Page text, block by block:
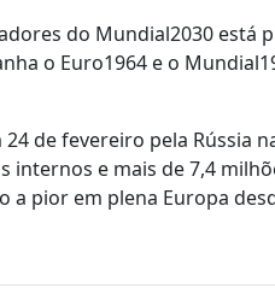
do Mundial2030 está
o Euro1964 e o
de fevereiro pela Rússia
internos e mais de 7,4
a pior em plena Europa